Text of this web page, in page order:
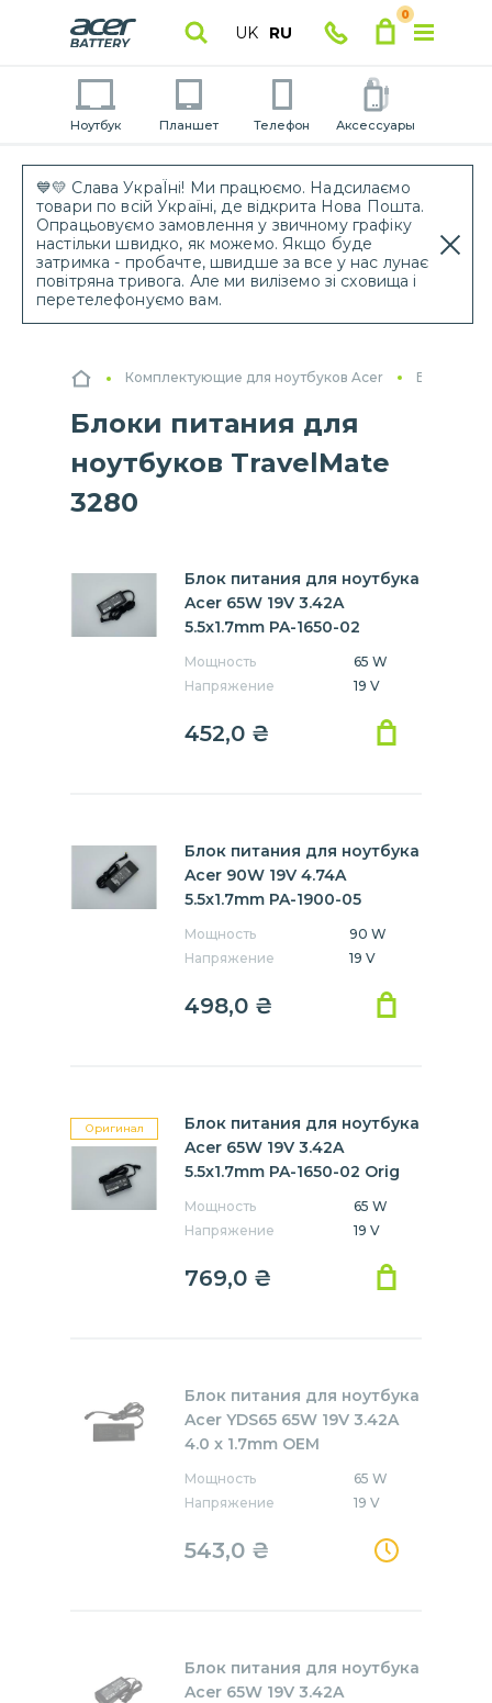
💙💛 Слава УкраЇні! Ми працюємо. Надсилаємо
товари по всій Україні, де відкрита Нова Пошта.
Опрацьовуємо замовлення у звичному графіку
настільки швидко, як можемо. Якщо буде
затримка - пробачте, швидше за все у нас лунає
повітряна тривога. Але ми виліземо зі сховища і
перетелефонуємо вам.
UK RU
0
Ноутбук Планшет Телефон Аксессуары
Комплектующие для ноутбуков Acer Блоки
Блоки питания для
ноутбуков TravelMate
3280
Блок питания для ноутбука
Acer 65W 19V 3.42A
5.5x1.7mm PA-1650-02
Мощность
65 W
Напряжение
19 V
452,0 ₴
Блок питания для ноутбука
Acer 90W 19V 4.74A
5.5x1.7mm PA-1900-05
Мощность
90 W
Напряжение
19 V
498,0 ₴
Оригинал
Блок питания для ноутбука
Acer 65W 19V 3.42A
5.5x1.7mm PA-1650-02 Orig
Мощность
65 W
Напряжение
19 V
769,0 ₴
Блок питания для ноутбука
Acer YDS65 65W 19V 3.42A
4.0 x 1.7mm OEM
Мощность
65 W
Напряжение
19 V
543,0 ₴
Блок питания для ноутбука
Acer 65W 19V 3.42A